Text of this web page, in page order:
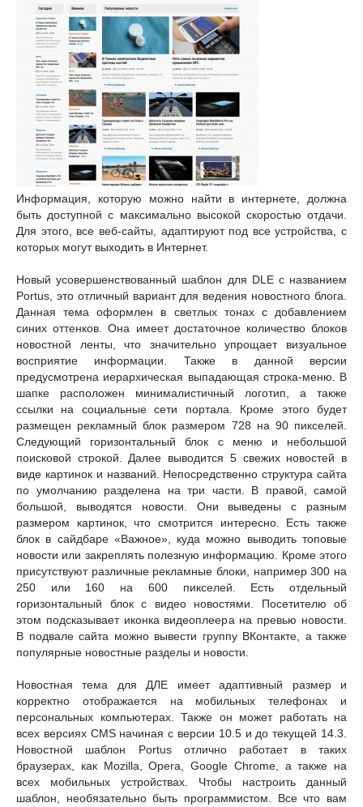
Информация, которую можно найти в интернете, должна
быть доступной с максимально высокой скоростью отдачи.
Для этого, все веб-сайты, адаптируют под все устройства, с
которых могут выходить в Интернет.
Новый усовершенствованный шаблон для DLE с названием
Portus, это отличный вариант для ведения новостного блога.
Данная тема оформлен в светлых тонах с добавлением
синих оттенков. Она имеет достаточное количество блоков
новостной ленты, что значительно упрощает визуальное
восприятие информации. Также в данной версии
предусмотрена иерархическая выпадающая строка-меню. В
шапке расположен минималистичный логотип, а также
ссылки на социальные сети портала. Кроме этого будет
размещен рекламный блок размером 728 на 90 пикселей.
Следующий горизонтальный блок с меню и небольшой
поисковой строкой. Далее выводится 5 свежих новостей в
виде картинок и названий. Непосредственно структура сайта
по умолчанию разделена на три части. В правой, самой
большой, выводятся новости. Они выведены с разным
размером картинок, что смотрится интересно. Есть также
блок в сайдбаре «Важное», куда можно выводить топовые
новости или закреплять полезную информацию. Кроме этого
присутствуют различные рекламные блоки, например 300 на
250 или 160 на 600 пикселей. Есть отдельный
горизонтальный блок с видео новостями. Посетителю об
этом подсказывает иконка видеоплеера на превью новости.
В подвале сайта можно вывести группу ВКонтакте, а также
популярные новостные разделы и новости.
Новостная тема для ДЛЕ имеет адаптивный размер и
корректно отображается на мобильных телефонах и
персональных компьютерах. Также он может работать на
всех версиях CMS начиная с версии 10.5 и до текущей 14.3.
Новостной шаблон Portus отлично работает в таких
браузерах, как Mozilla, Opera, Google Chrome, а также на
всех мобильных устройствах. Чтобы настроить данный
шаблон, необязательно быть программистом. Все что вам